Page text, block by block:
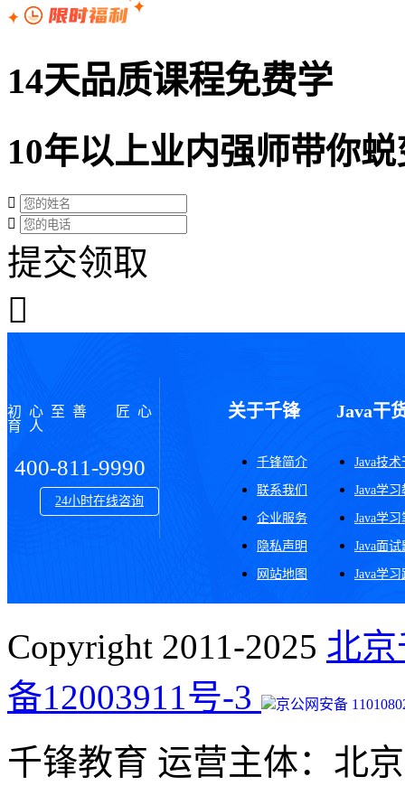
14天品质课程免费学
10年以上业内强师带你
提交领取
初心至善 匠心
育人
400-811-9990
24小时在线咨询
关于千锋
千锋简介
联系我们
企业服务
隐私声明
网站地图
Java干
Java技
Java学
Java学
Java面
Java学
Copyright 2011-2025 北
备12003911号-3
京公网安备
千锋教育 运营主体：北